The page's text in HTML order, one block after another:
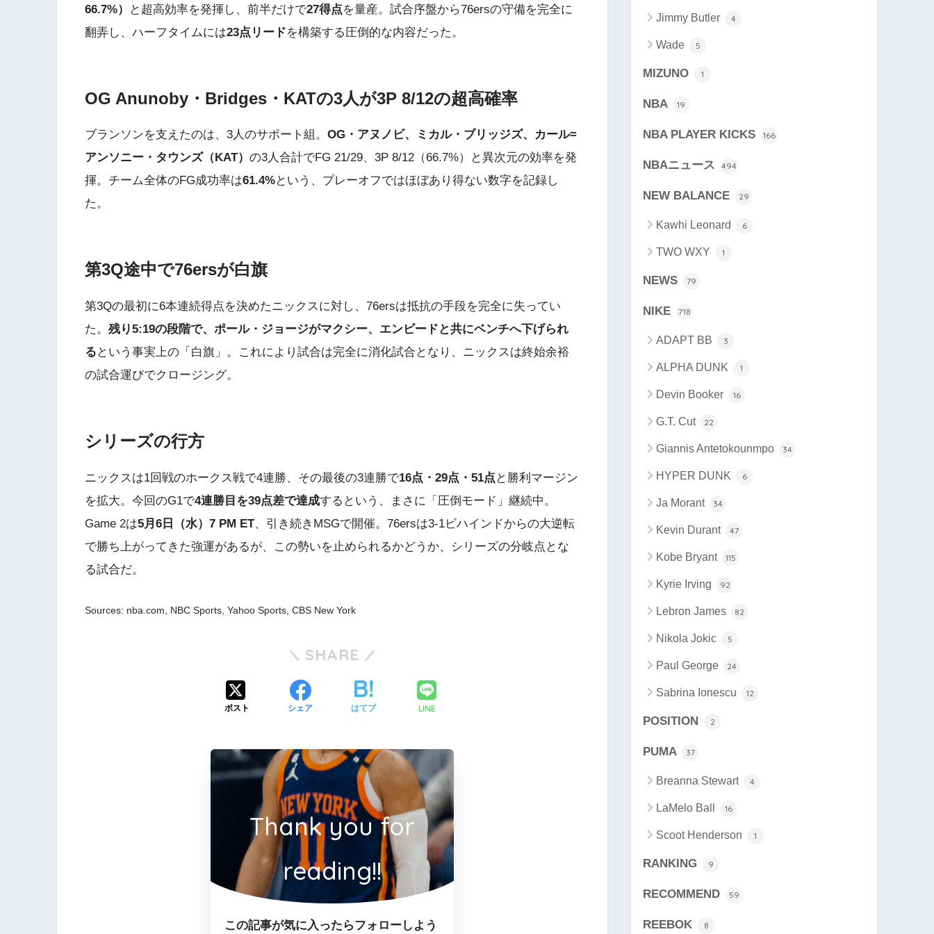
66.7%） と超高効率を発揮し、前半だけで27得点を量産。試合序盤から76ersの守備を完全に
翻弄し、ハーフタイムには23点リードを構築する圧倒的な内容だった。
OG Anunoby・Bridges・KATの3人が3P 8/12の超高確率
ブランソンを支えたのは、3人のサポート組。 OG・アヌノビ、ミカル・ブリッジズ、カール=
アンソニー・タウンズ（KAT） の3人合計でFG 21/29、3P 8/12（66.7%）と異次元の効率を発
揮。チーム全体のFG成功率は61.4%という、プレーオフではほぼあり得ない数字を記録し
た。
第3Q途中で76ersが白旗
第3Qの最初に6本連続得点を決めたニックスに対し、76ersは抵抗の手段を完全に失ってい
た。 残り5:19の段階で、ポール・ジョージがマクシー、エンビードと共にベンチへ下げられ
る という事実上の「白旗」。これにより試合は完全に消化試合となり、ニックスは終始余裕
の試合運びでクロージング。
シリーズの行方
ニックスは1回戦のホークス戦で4連勝、その最後の3連勝で16点・29点・51点 と勝利マージン
を拡大。今回のG1で4連勝目を39点差で達成するという、まさに「圧倒モード」継続中。
Game 2は5月6日（水）7 PM ET、引き続きMSGで開催。76ersは3-1ビハインドからの大逆転
で勝ち上がってきた強運があるが、この勢いを止められるかどうか、シリーズの分岐点とな
る試合だ。
Sources: nba.com, NBC Sports, Yahoo Sports, CBS New York
SHARE
ポスト シェア はてブ LINE
Thank you for
reading!!
この記事が気に入ったらフォローしよう
Jimmy Butler 4
Wade 5
MIZUNO 1
NBA 19
NBA PLAYER KICKS 166
NBAニュース 494
NEW BALANCE 29
Kawhi Leonard 6
TWO WXY 1
NEWS 79
NIKE 718
ADAPT BB 3
ALPHA DUNK 1
Devin Booker 16
G.T. Cut 22
Giannis Antetokounmpo 34
HYPER DUNK 6
Ja Morant 34
Kevin Durant 47
Kobe Bryant 115
Kyrie Irving 92
Lebron James 82
Nikola Jokic 5
Paul George 24
Sabrina Ionescu 12
POSITION 2
PUMA 37
Breanna Stewart 4
LaMelo Ball 16
Scoot Henderson 1
RANKING 9
RECOMMEND 59
REEBOK 8